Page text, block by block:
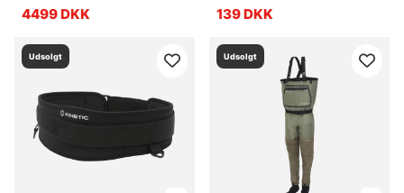
4499 DKK
139 DKK
Udsolgt Udsolgt